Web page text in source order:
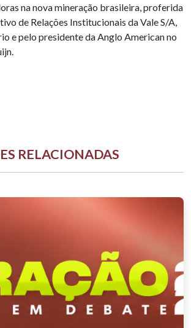
na nova mineração brasileira, proferida
de Relações Institucionais da Vale S/A,
e pelo presidente da Anglo American no
RELACIONADAS